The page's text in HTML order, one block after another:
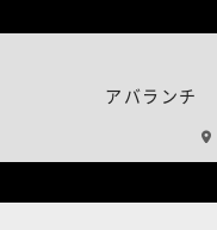
アバランチ